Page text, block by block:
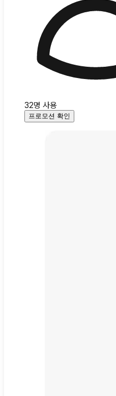
32명 사용
프로모션 확인